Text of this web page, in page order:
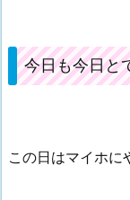
今日も今日と
この日はマイホに